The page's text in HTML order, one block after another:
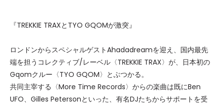
『TREKKIE TRAXとTYO GQOMが激突』
ロンドンからスペシャルゲストAhadadreamを迎え、国内最先
端を担うコレクティブ/レーベル〈TREKKIE TRAX〉が、日本初の
Gqomクルー〈TYO GQOM〉とぶつかる。
共同主宰する〈More Time Records〉からの楽曲は既にBen
UFO、Gilles Petersonといった、有名DJたちからサポートを受